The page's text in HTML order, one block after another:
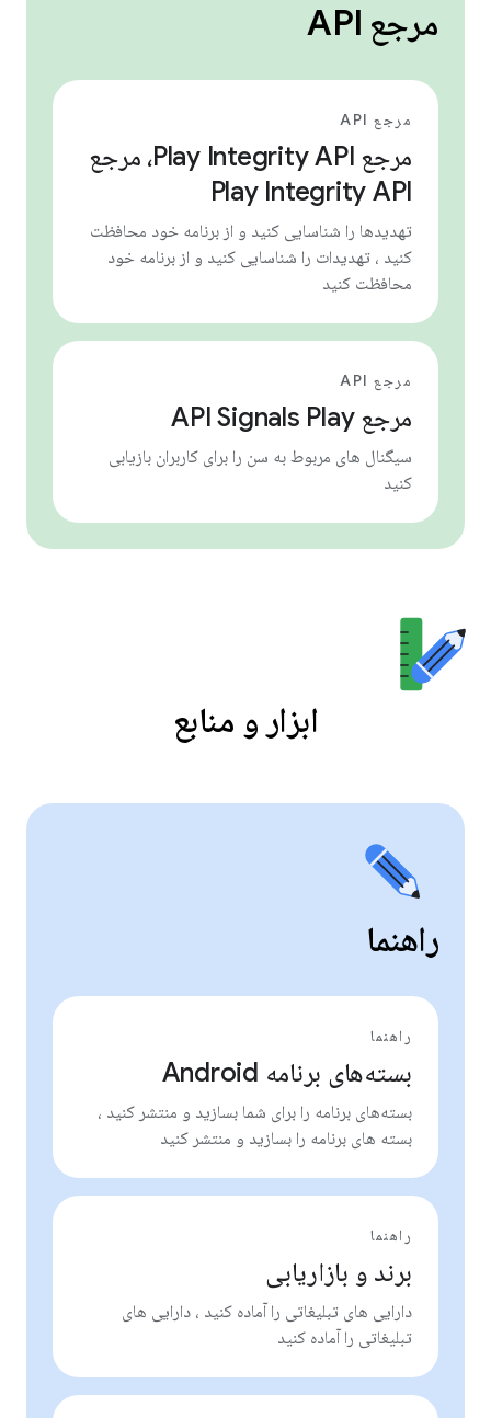
مرجع API
مرجع API
مرجع Play Integrity API، مرجع
Play Integrity API
تهدیدها را شناسایی کنید و از برنامه خود محافظت
کنید ، تهدیدات را شناسایی کنید و از برنامه خود
محافظت کنید
مرجع API
مرجع API Signals Play
سیگنال های مربوط به سن را برای کاربران بازیابی
کنید
ابزار و منابع
راهنما
راهنما
بسته‌های برنامه Android
بسته‌های برنامه را برای شما بسازید و منتشر کنید ،
بسته های برنامه را بسازید و منتشر کنید
راهنما
برند و بازاریابی
دارایی های تبلیغاتی را آماده کنید ، دارایی های
تبلیغاتی را آماده کنید